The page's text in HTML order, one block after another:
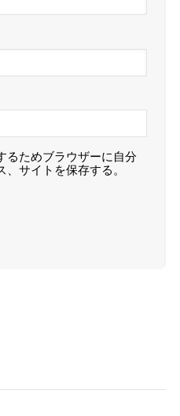
るためブラウザーに自分
サイトを保存する。